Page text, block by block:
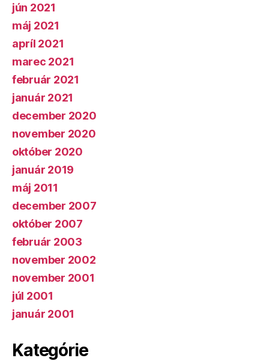
jún 2021
máj 2021
apríl 2021
marec 2021
február 2021
január 2021
december 2020
november 2020
október 2020
január 2019
máj 2011
december 2007
október 2007
február 2003
november 2002
november 2001
júl 2001
január 2001
Kategórie